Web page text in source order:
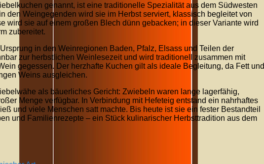
genannt, ist eine traditionelle Spezialität aus dem Südwesten
den Weingegenden wird sie im Herbst serviert, klassisch begleitet von
wird sie auf einem großen Blech dünn gebacken; in dieser Variante wird
zubereitet.
in den Weinregionen Baden, Pfalz, Elsass und Teilen der
zur herbstlichen Weinlesezeit und wird traditionell zusammen mit
gegessen. Der herzhafte Kuchen gilt als ideale Begleitung, da Fett und
Weins ausgleichen.
als bäuerliches Gericht: Zwiebeln waren lange lagerfähig,
Menge verfügbar. In Verbindung mit Hefeteig entstand ein nahrhaftes
und viele Menschen satt machte. Bis heute ist sie ein fester Bestandteil
und Familienrezepte – ein Stück kulinarischer Herbsttradition aus dem